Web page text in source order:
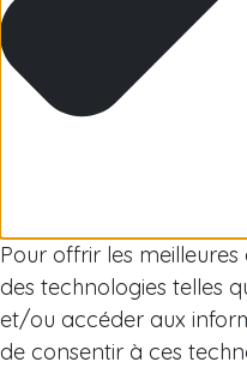
Pour offrir les meilleures
des technologies telles
et/ou accéder aux
de consentir à ces